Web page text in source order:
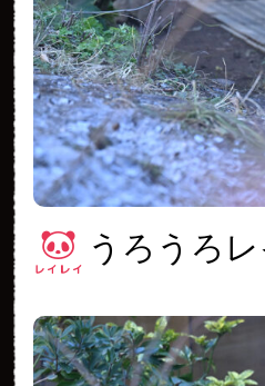
うろうろ